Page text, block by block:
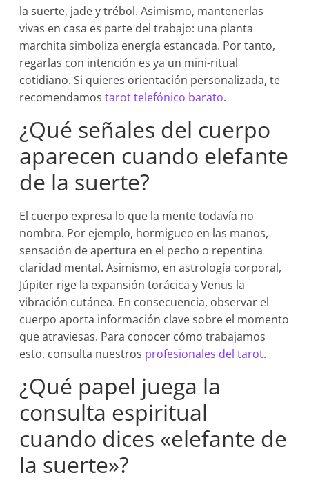
la suerte, jade y trébol. Asimismo, mantenerlas
vivas en casa es parte del trabajo: una planta
marchita simboliza energía estancada. Por tanto,
regarlas con intención es ya un mini-ritual
cotidiano. Si quieres orientación personalizada, te
recomendamostarot telefónico barato.
¿Qué señales del cuerpo
aparecen cuando elefante
de la suerte?
El cuerpo expresa lo que la mente todavía no
nombra. Por ejemplo, hormigueo en las manos,
sensación de apertura en el pecho o repentina
claridad mental. Asimismo, en astrología corporal,
Júpiter rige la expansión torácica y Venus la
vibración cutánea. En consecuencia, observar el
cuerpo aporta información clave sobre el momento
que atraviesas. Para conocer cómo trabajamos
esto, consulta nuestros profesionales del tarot.
¿Qué papel juega la
consulta espiritual
cuando dices «elefante de
la suerte»?